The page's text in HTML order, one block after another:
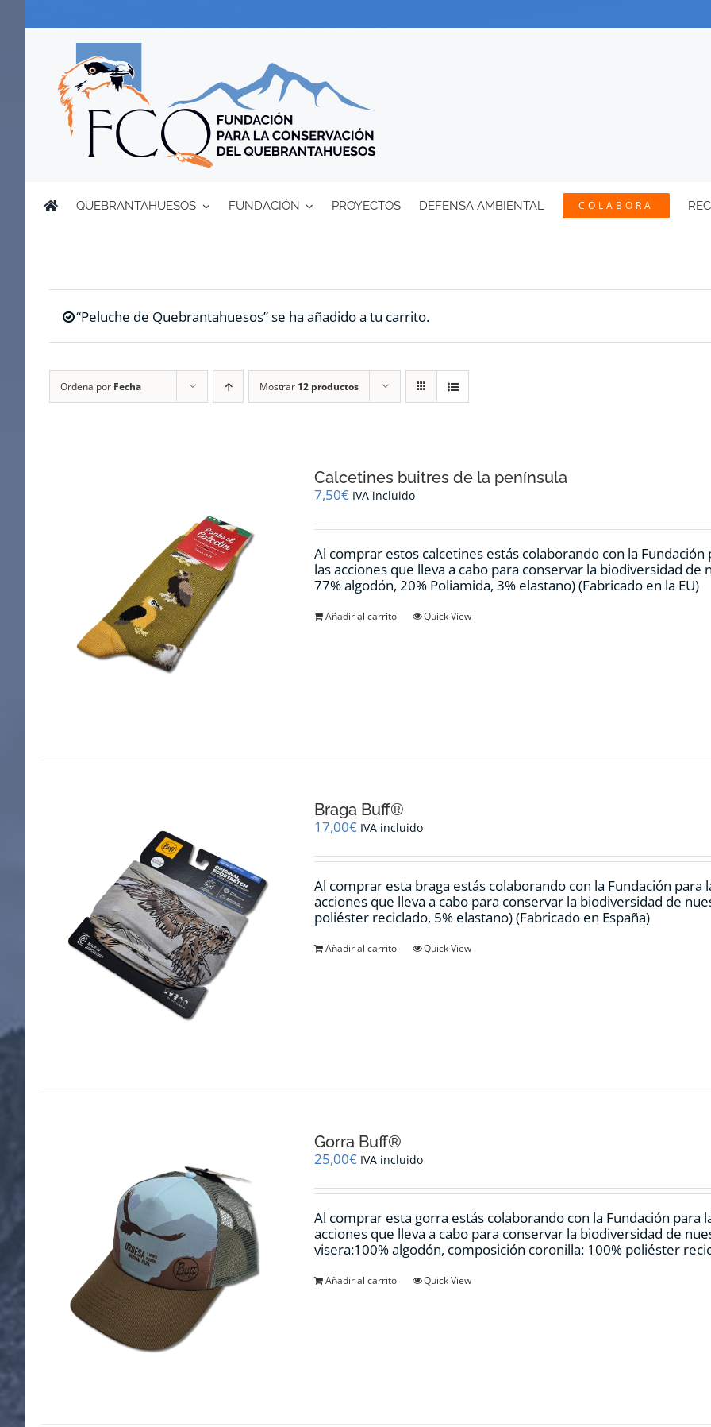
QUEBRANTAHUESOS FUNDACIÓN PROYECTOS DEFENSA AMBIENTAL COLABORA
“Peluche de Quebrantahuesos” se ha añadido a tu carrito.
Ordena por Fecha Mostrar 12 productos
Calcetines buitres de la península
7,50€ IVA incluido
Al comprar estos calcetines estás colaborando con la
las acciones que lleva a cabo para conservar la biodiversidad
77% algodón, 20% Poliamida, 3% elastano) (Fabricado en la EU)
Añadir al carrito Quick View
Braga Buff®
17,00€ IVA incluido
Al comprar esta braga estás colaborando con la Fundación
acciones que lleva a cabo para conservar la biodiversidad de
poliéster reciclado, 5% elastano) (Fabricado en España)
Añadir al carrito Quick View
Gorra Buff®
25,00€ IVA incluido
Al comprar esta gorra estás colaborando con la Fundación para
acciones que lleva a cabo para conservar la biodiversidad de
visera:100% algodón, composición coronilla: 100% poliéster
Añadir al carrito Quick View